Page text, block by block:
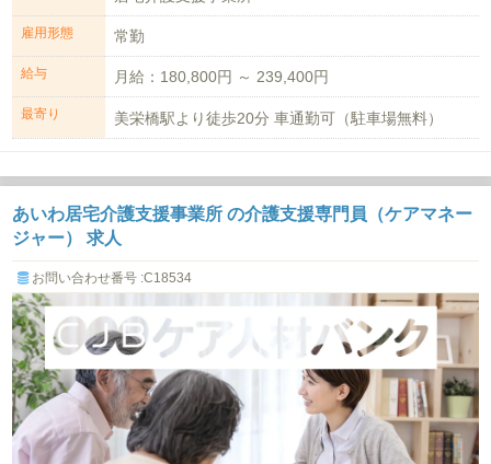
雇用形態 常勤
給与 月給：180,800円 ～ 239,400円
最寄り 美栄橋駅より徒歩20分 車通勤可（駐車場無料）
あいわ居宅介護支援事業所 の介護支援専門員（ケアマネー
ジャー） 求人
お問い合わせ番号 :C18534